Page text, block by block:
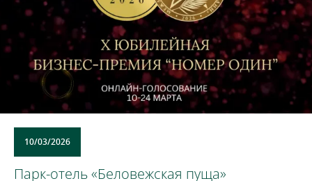
10/03/2026
Парк-отель «Беловежская пуща»